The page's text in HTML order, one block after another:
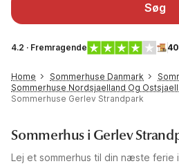
Søg
4.2 · Fremragende
Home Sommerhuse Danmark
Sommerhuse Nordsjaelland Og
Sommerhuse Gerlev Strandpark
Sommerhus i Gerlev
Lej et sommerhus til din næste ferie